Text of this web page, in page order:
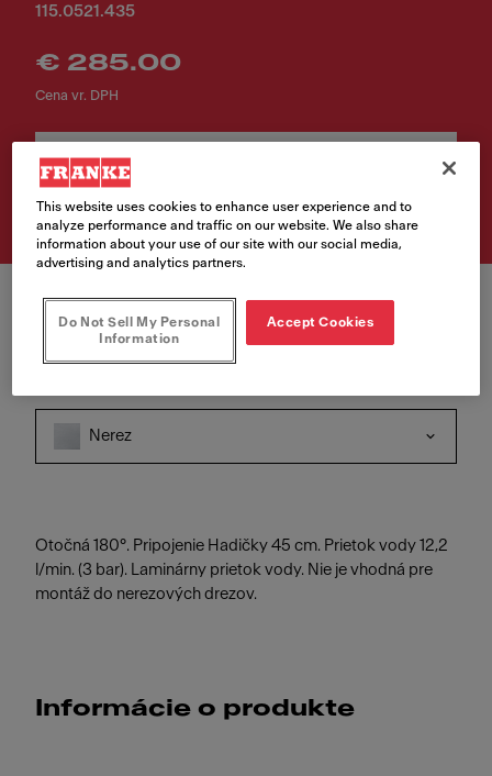
115.0521.435
€ 285.00
Cena vr. DPH
Vyhľadávač predajných
miest
Nerez
Otočná 180°. Pripojenie Hadičky 45 cm. Prietok vody 12,2
l/min. (3 bar). Laminárny prietok vody. Nie je vhodná pre
montáž do nerezových drezov.
Informácie o produkte
This website uses cookies to enhance user experience and to
analyze performance and traffic on our website. We also share
information about your use of our site with our social media,
advertising and analytics partners.
Do Not Sell My Personal
Information
Accept Cookies